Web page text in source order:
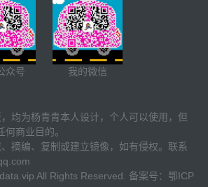
"全是中
众号 我的微信
均为杨青青本人设计，个人可以使用，但
商业目的。
摘编、复制或建立镜像，如有侵权。联系
All Rights Reserved. 备案号： 鄂ICP